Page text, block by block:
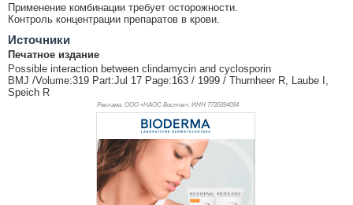
Применение комбинации требует осторожности.
Контроль концентрации препаратов в крови.
Источники
Печатное издание
Possible interaction between clindamycin and cyclosporin
BMJ /Volume:319 Part:Jul 17 Page:163 / 1999 / Thurnheer R, Laube I,
Speich R
Реклама. ООО «НАОС Восток», ИНН 7720394094